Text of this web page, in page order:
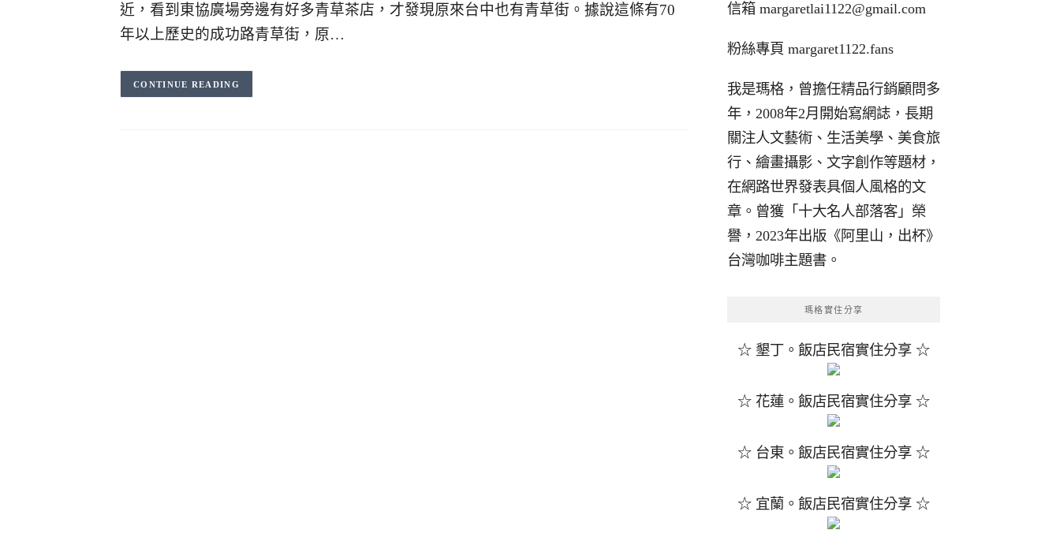
近，看到東協廣場旁邊有好多青草茶店，才發現原來台中也有青草街。據說這條有70
年以上歷史的成功路青草街，原…
CONTINUE READING
信箱 margaretlai1122@gmail.com
粉絲專頁 margaret1122.fans
我是瑪格，曾擔任精品行銷顧問多
年，2008年2月開始寫網誌，長期
關注人文藝術、生活美學、美食旅
行、繪畫攝影、文字創作等題材，
在網路世界發表具個人風格的文
章。曾獲「十大名人部落客」榮
譽，2023年出版《阿里山，出杯》
台灣咖啡主題書。
瑪格實住分享
☆ 墾丁。飯店民宿實住分享 ☆
☆ 花蓮。飯店民宿實住分享 ☆
☆ 台東。飯店民宿實住分享 ☆
☆ 宜蘭。飯店民宿實住分享 ☆